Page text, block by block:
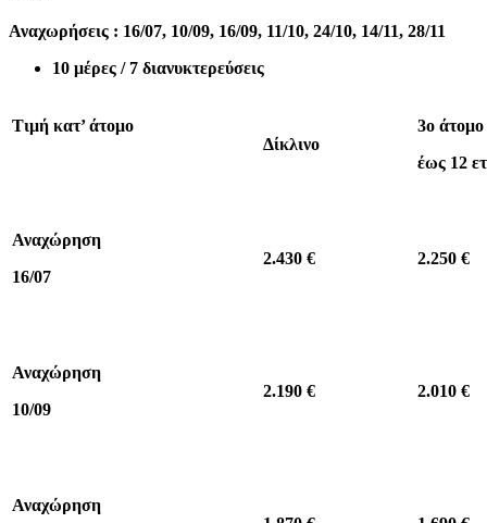
Αναχωρήσεις : 16/07, 10/09, 16/09, 11/10, 24/10, 14/11, 28/11
10 μέρες / 7 διανυκτερεύσεις
Τιμή κατ’ άτομο
Δίκλινο
3ο άτομο
έως 12
Αναχώρηση
16/07
2.430 € 2.250 €
Αναχώρηση
10/09
2.190 € 2.010 €
Αναχώρηση